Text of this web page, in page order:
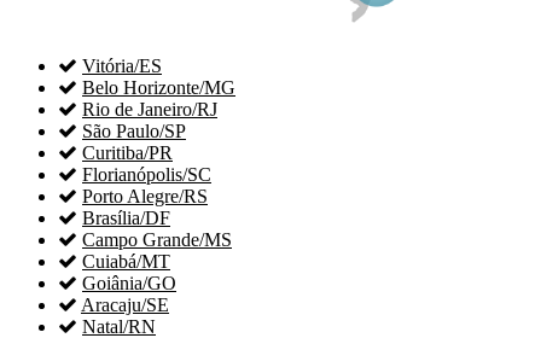
 Vitória/ES
 Belo Horizonte/MG
 Rio de Janeiro/RJ
 São Paulo/SP
 Curitiba/PR
 Florianópolis/SC
 Porto Alegre/RS
 Brasília/DF
 Campo Grande/MS
 Cuiabá/MT
 Goiânia/GO
 Aracaju/SE
 Natal/RN